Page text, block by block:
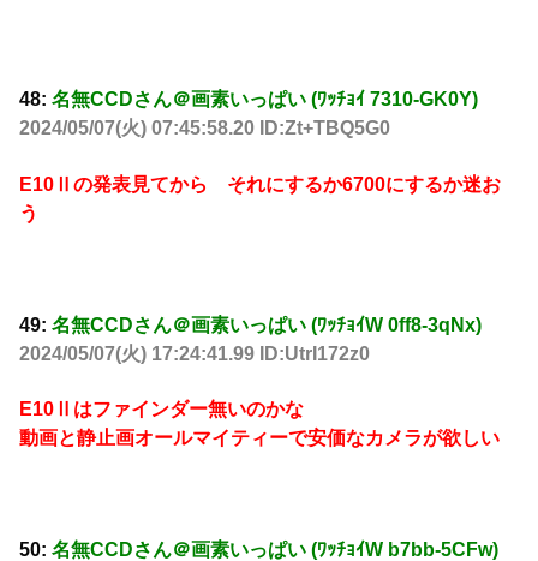
48: 名無CCDさん＠画素いっぱい (ﾜｯﾁｮｲ 7310-GK0Y)
2024/05/07(火) 07:45:58.20 ID:Zt+TBQ5G0
E10Ⅱの発表見てから それにするか6700にするか迷お
う
49: 名無CCDさん＠画素いっぱい (ﾜｯﾁｮｲW 0ff8-3qNx)
2024/05/07(火) 17:24:41.99 ID:UtrI172z0
E10Ⅱはファインダー無いのかな
動画と静止画オールマイティーで安価なカメラが欲しい
50: 名無CCDさん＠画素いっぱい (ﾜｯﾁｮｲW b7bb-5CFw)